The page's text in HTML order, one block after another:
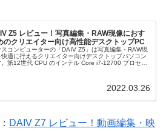
Z5 レビュー！写真編集・RAW現像におす
のクリエイター向け高性能デスクトップPC
スコンピューターの「DAIV Z5」は写真編集・RAW現
快適に行えるクリエイター向けデスクトップパソコン
。第12世代 CPU のインテル Core i7-12700 プロセッ
おすすめのカスタマイズ、お得な購入方法も解説しま
2022.03.26
DAIV Z7 レビュー！動画編集・映